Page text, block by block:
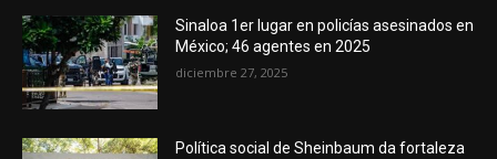
Sinaloa 1er lugar en policías asesinados en
México; 46 agentes en 2025
diciembre 27, 2025
Política social de Sheinbaum da fortaleza